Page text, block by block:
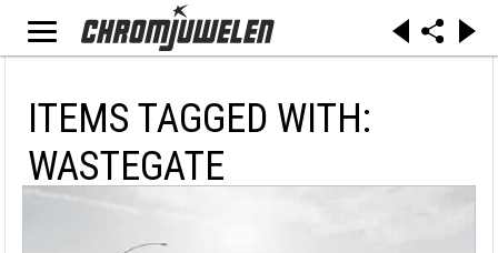
ITEMS TAGGED WITH:
WASTEGATE